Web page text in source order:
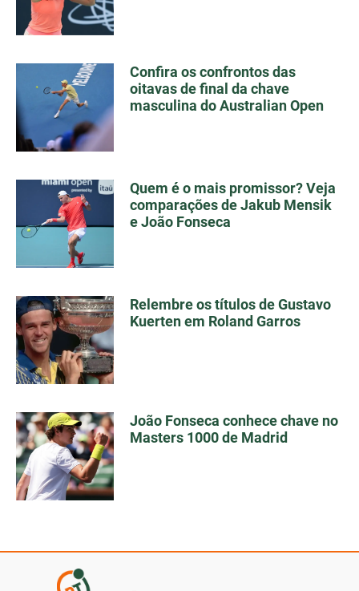
Confira os confrontos das
oitavas de final da chave
masculina do Australian Open
Quem é o mais promissor? Veja
comparações de Jakub Mensik
e João Fonseca
Relembre os títulos de Gustavo
Kuerten em Roland Garros
João Fonseca conhece chave no
Masters 1000 de Madrid